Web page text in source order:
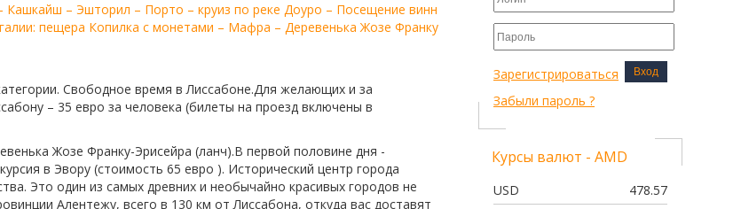
ПРАГА ЛАЙТ
ФРАНЦУЗСКАЯ КЛАССИКА
ФРАНЦИЯ - ШВЕЙЦАРИЯ
ПОРТУГАЛИЯ: ДВЕ СТОЛИЦЫ
– Эшторил – Порто – круиз по реке Доуро – Посещение винн
пещера Копилка с монетами – Мафра – Деревенька Жозе Франку
Свободное время в Лиссабоне.Для желающих и за
– 35 евро за человека (билеты на проезд включены в
Жозе Франку-Эрисейра (ланч).В первой половине дня -
в Эвору (стоимость 65 евро ). Исторический центр города
Это один из самых древних и необычайно красивых городов не
Алентежу, всего в 130 км от Лиссабона, откуда вас доставят
Вход
Зарегистрироваться
Забыли пароль ?
Курсы валют - AMD
USD
478.57